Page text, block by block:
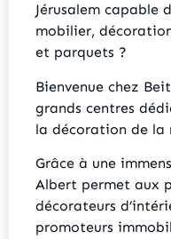
Jérusalem capable
mobilier,
et parquets ?
Bienvenue chez
grands centres
la décoration de la
Grâce à une
Albert permet aux
décorateurs
promoteurs